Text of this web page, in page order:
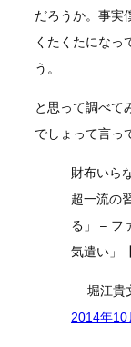
だろうか。事実
くたくたになっ
う。
と思って調べて
でしょって言っ
財布いら
超一流の
る」 – フ
気遣い」
— 堀江貴
2014年10